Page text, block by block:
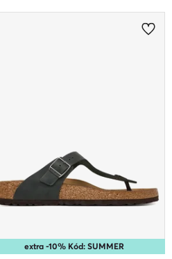
extra -10% Kód: SUMMER